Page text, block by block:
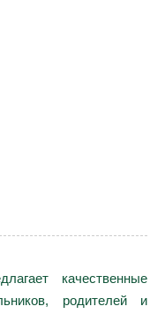
качественные
родителей и